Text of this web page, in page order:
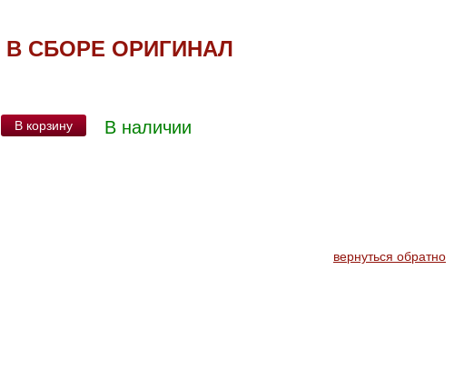
В СБОРЕ ОРИГИНАЛ
В корзину В наличии
вернуться обратно